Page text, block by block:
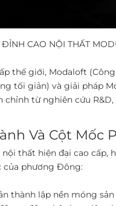
CAO NỘI THẤT
thế giới, Modaloft
tối giản) và giải pháp
từ nghiên cứu
Và Cột Mốc
thất hiện đại cao cấp,
của phương Đông:
thành lập nền móng